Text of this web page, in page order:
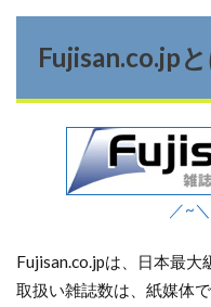
Fujisan.co.jp
／~
Fujisan.co.jpは、日本最大
取扱い雑誌数は、紙媒体